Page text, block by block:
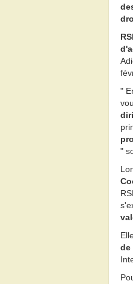
"
"
de